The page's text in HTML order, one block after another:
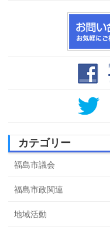
カテゴリー
福島市議会
福島市政関連
地域活動